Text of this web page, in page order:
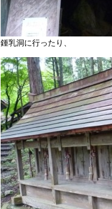
鍾乳洞に行ったり、